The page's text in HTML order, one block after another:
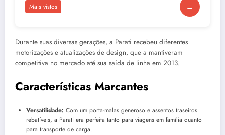
Mais vistos →
Durante suas diversas gerações, a Parati recebeu diferentes
motorizações e atualizações de design, que a mantiveram
competitiva no mercado até sua saída de linha em 2013.
Características Marcantes
Versatilidade: Com um porta-malas generoso e assentos traseiros
rebatíveis, a Parati era perfeita tanto para viagens em família quanto
para transporte de carga.